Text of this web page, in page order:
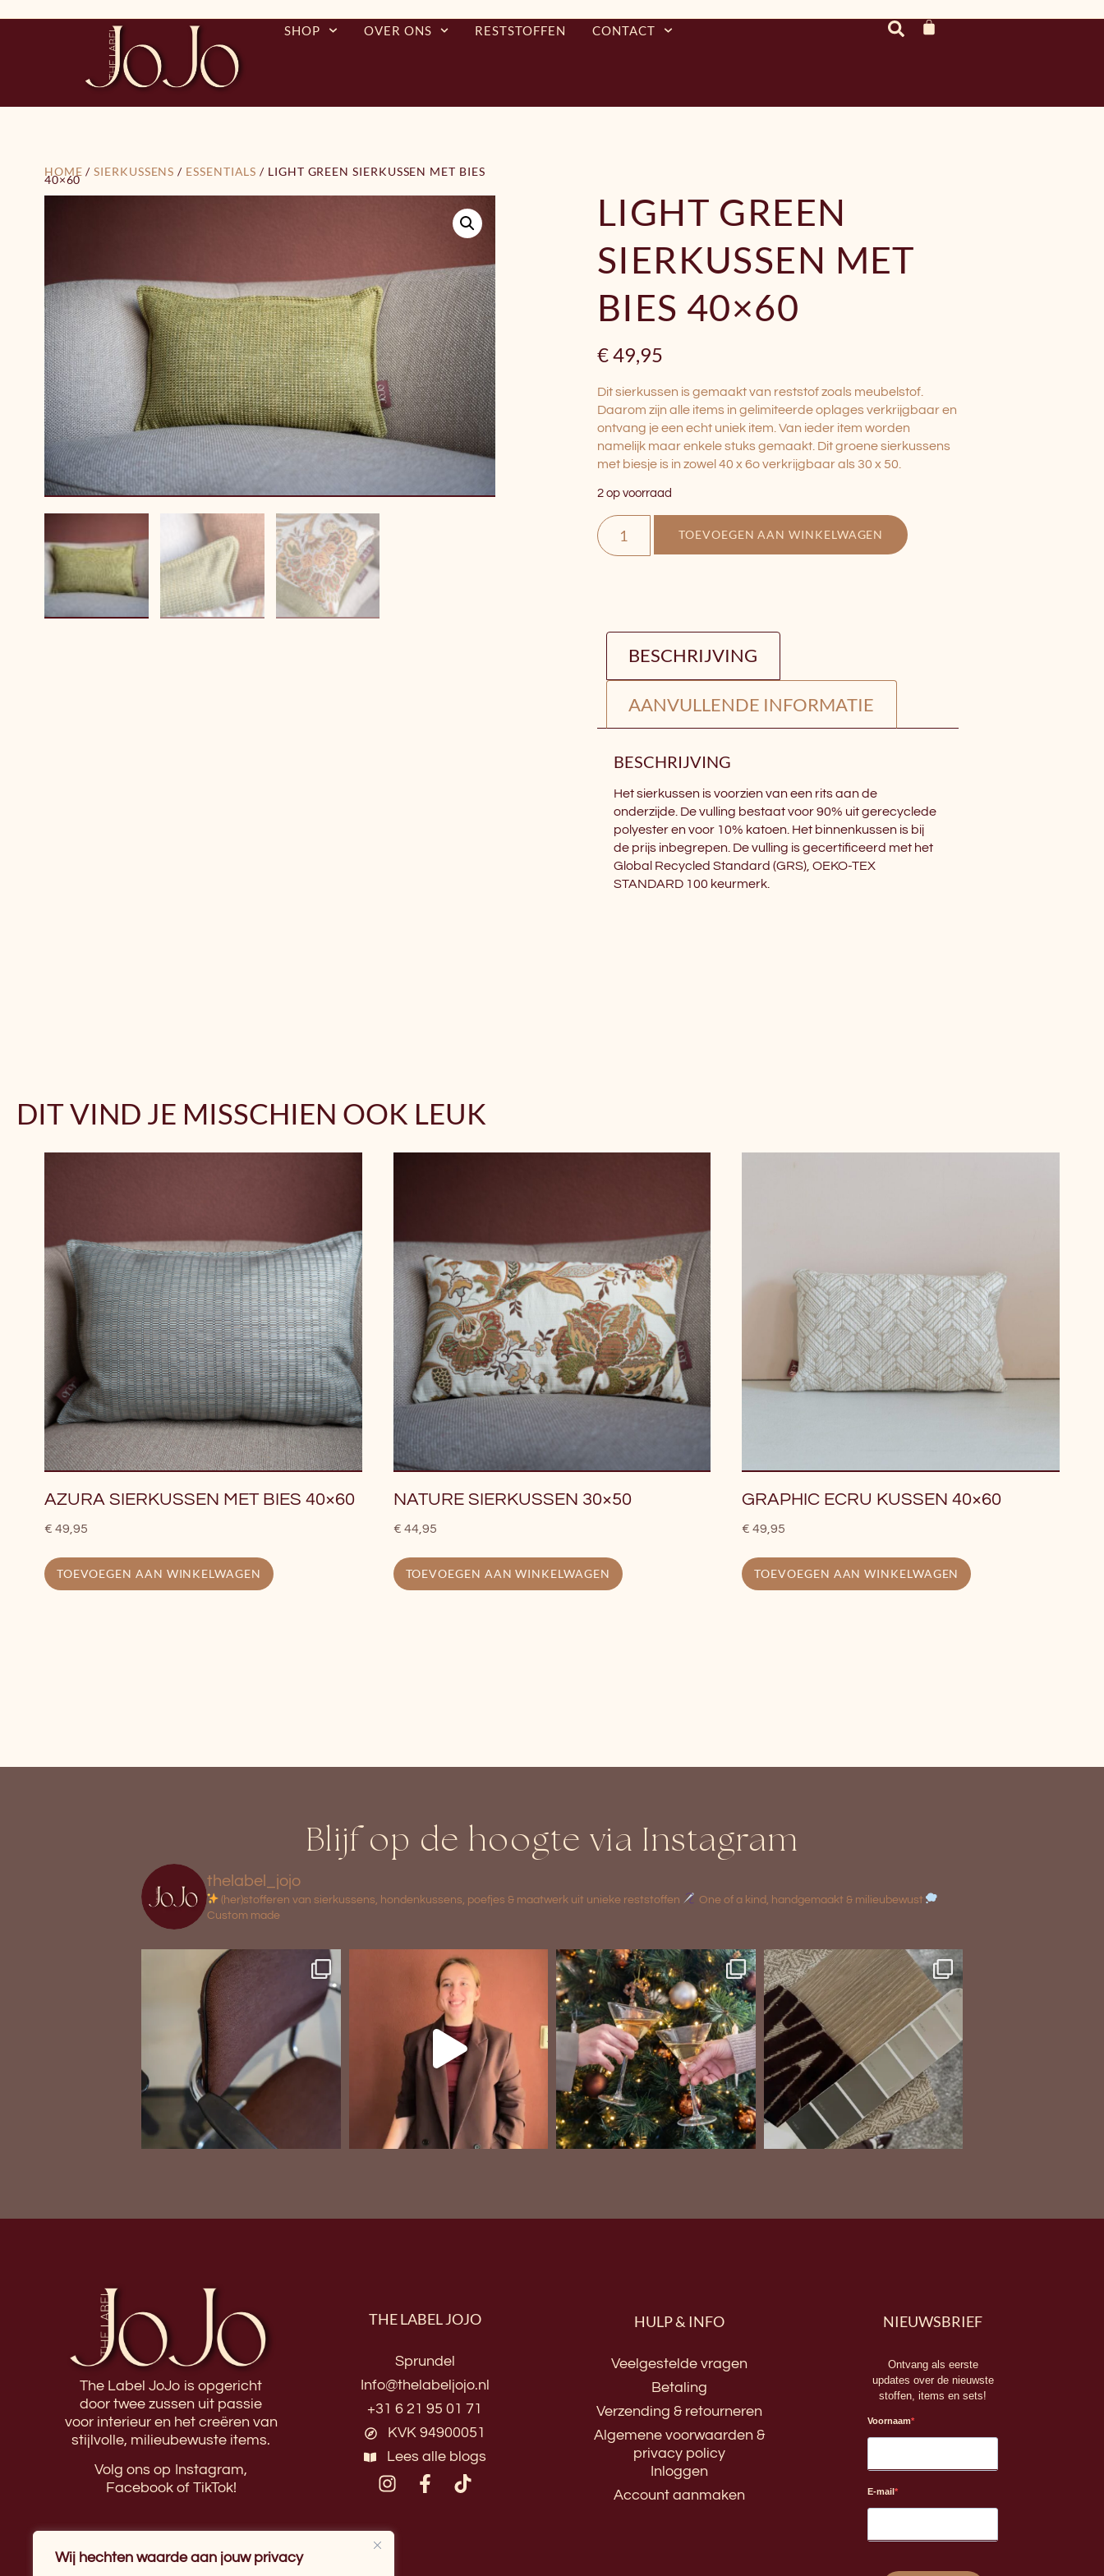
Wij hechten waarde aan jouw privacy
SHOP OVER ONS RESTSTOFFEN CONTACT
HOME /SIERKUSSENS / ESSENTIALS / LIGHT GREEN SIERKUSSEN MET BIES
40×60
LIGHT GREEN
SIERKUSSEN MET
BIES 40×60
€49,95
Dit sierkussen is gemaakt van reststof zoals meubelstof.
Daarom zijn alle items in gelimiteerde oplages verkrijgbaar en
ontvang je een echt uniek item. Van ieder item worden
namelijk maar enkele stuks gemaakt. Dit groene sierkussens
met biesje is in zowel 40 x 6o verkrijgbaar als 30 x 50.
2 op voorraad
TOEVOEGEN AAN WINKELWAGEN
BESCHRIJVING
AANVULLENDE INFORMATIE
BESCHRIJVING
Het sierkussen is voorzien van een rits aan de
onderzijde. De vulling bestaat voor 90% uit gerecyclede
polyester en voor 10% katoen. Het binnenkussen is bij
de prijs inbegrepen. De vulling is gecertificeerd met het
Global Recycled Standard (GRS), OEKO-TEX
STANDARD 100 keurmerk.
DIT VIND JE MISSCHIEN OOK LEUK
AZURA SIERKUSSEN MET BIES 40×60
€ 49,95
TOEVOEGEN AAN WINKELWAGEN
NATURE SIERKUSSEN 30×50
€ 44,95
TOEVOEGEN AAN WINKELWAGEN
GRAPHIC ECRU KUSSEN 40×60
€ 49,95
TOEVOEGEN AAN WINKELWAGEN
Blijf op de hoogte via Instagram
thelabel_jojo
(her)stofferen van sierkussens, hondenkussens, poefjes & maatwerk uit unieke reststoffen
One of a kind, handgemaakt & milieubewust
Custom made
The Label JoJo is opgericht
door twee zussen uit passie
voor interieur en het creëren van
stijlvolle, milieubewuste items.
Volg ons op Instagram,
Facebook of TikTok!
THE LABEL JOJO
Sprundel
Info@thelabeljojo.nl
+31 6 21 95 01 71
KVK 94900051
Lees alle blogs
HULP & INFO
Veelgestelde vragen
Betaling
Verzending & retourneren
Algemene voorwaarden &
privacy policy
Inloggen
Account aanmaken
NIEUWSBRIEF
Ontvang als eerste
updates over de nieuwste
stoffen, items en sets!
Voornaam
E-mail